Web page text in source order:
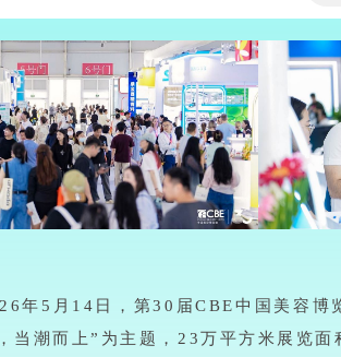
年5月14日，第30届CBE中国美容博
当潮而上”为主题，23万平方米展览